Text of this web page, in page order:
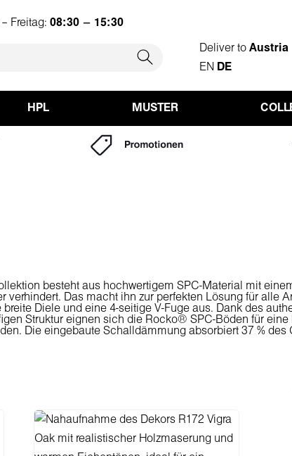
Freitag: 08:30 – 15:30
Deliver toAustria
EN DE
HPL MUSTER
besteht aus hochwertigem SPC-Material mit
verhindert. Das macht ihn zur perfekten Lösung für alle
Diele und eine 4-seitige V-Fuge aus. Dank des
Struktur eignen sich die Rocko® SPC-Böden für
Die eingebaute Schalldämmung absorbiert 37 % des